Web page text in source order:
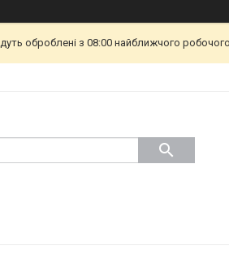
оброблені з 08:00 найближчого